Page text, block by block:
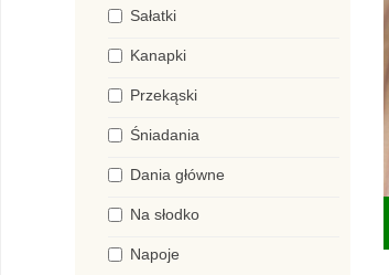
Sałatki
Kanapki
Przekąski
Śniadania
Dania główne
Na słodko
Napoje